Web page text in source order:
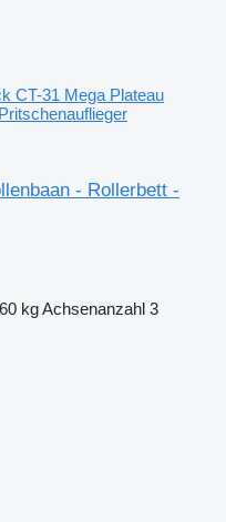
CT-31 Mega Plateau
- Rollerbett -
kgAchsenanzahl 3